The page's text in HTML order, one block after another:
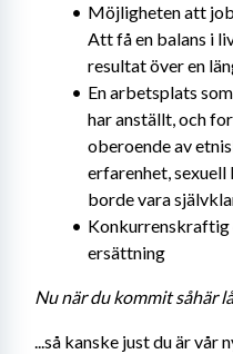
Möjligheten att
Att få en balans i
resultat över en
En arbetsplats
har anställt, och
oberoende av
erfarenhet, sexuell
borde vara
Konkurrenskraftig
ersättning
Nu när du kommit såhär
...så kanske just du är vår